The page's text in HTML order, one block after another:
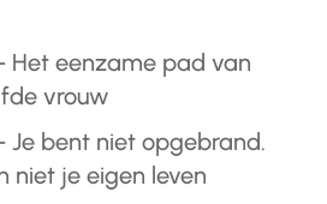
Het eenzame pad van
vrouw
Je bent niet opgebrand.
niet je eigen leven